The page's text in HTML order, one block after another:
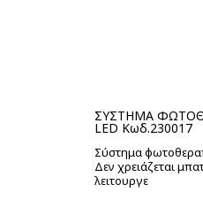
ΣΥΣΤΗΜΑ
LED Κωδ.230017
Σύστημα
Δεν χρειάζεται
λειτουργε